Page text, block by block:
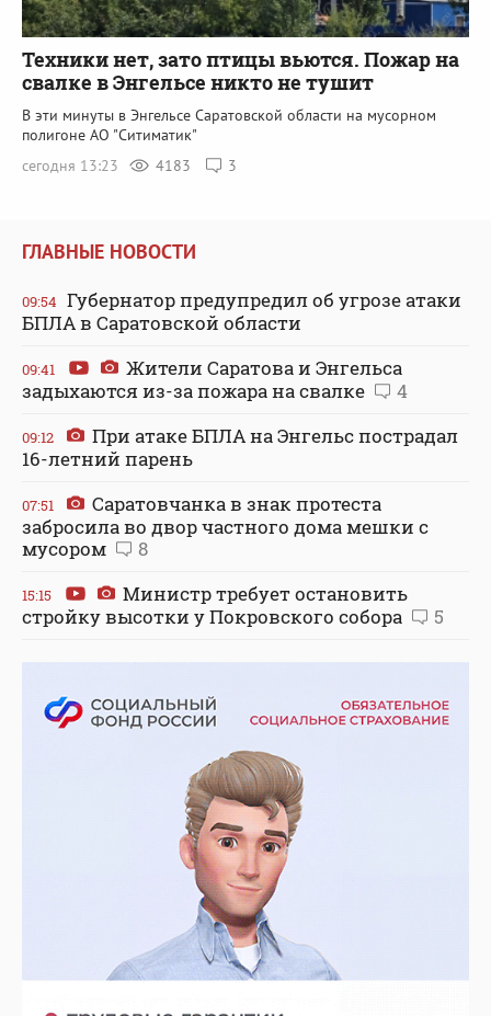
Техники нет, зато птицы вьются. Пожар на
свалке в Энгельсе никто не тушит
В эти минуты в Энгельсе Саратовской области на мусорном
полигоне АО "Ситиматик"
сегодня 13:23
4183 3
ГЛАВНЫЕ НОВОСТИ
09:54 Губернатор предупредил об угрозе атаки
БПЛА в Саратовской области
09:41
Жители Саратова и Энгельса
задыхаются из-за пожара на свалке
4
09:12
При атаке БПЛА на Энгельс пострадал
16-летний парень
07:51
Саратовчанка в знак протеста
забросила во двор частного дома мешки с
мусором
8
15:15
Министр требует остановить
стройку высотки у Покровского собора
5